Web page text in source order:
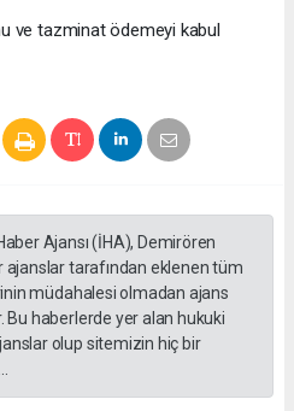
ve tazminat ödemeyi kabul
Ajansı (İHA), Demirören
ajanslar tarafından eklenen tüm
müdahalesi olmadan ajans
Bu haberlerde yer alan hukuki
olup sitemizin hiç bir